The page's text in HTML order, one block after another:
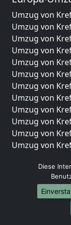
Umzug von
Umzug von
Umzug von
Umzug von
Umzug von
Umzug von
Umzug von
Umzug von
Umzug von
Umzug von
Umzug von
Umzug von
Umzug von
Umzug von
Umzug von
Umzug von
Umzug von
Diese